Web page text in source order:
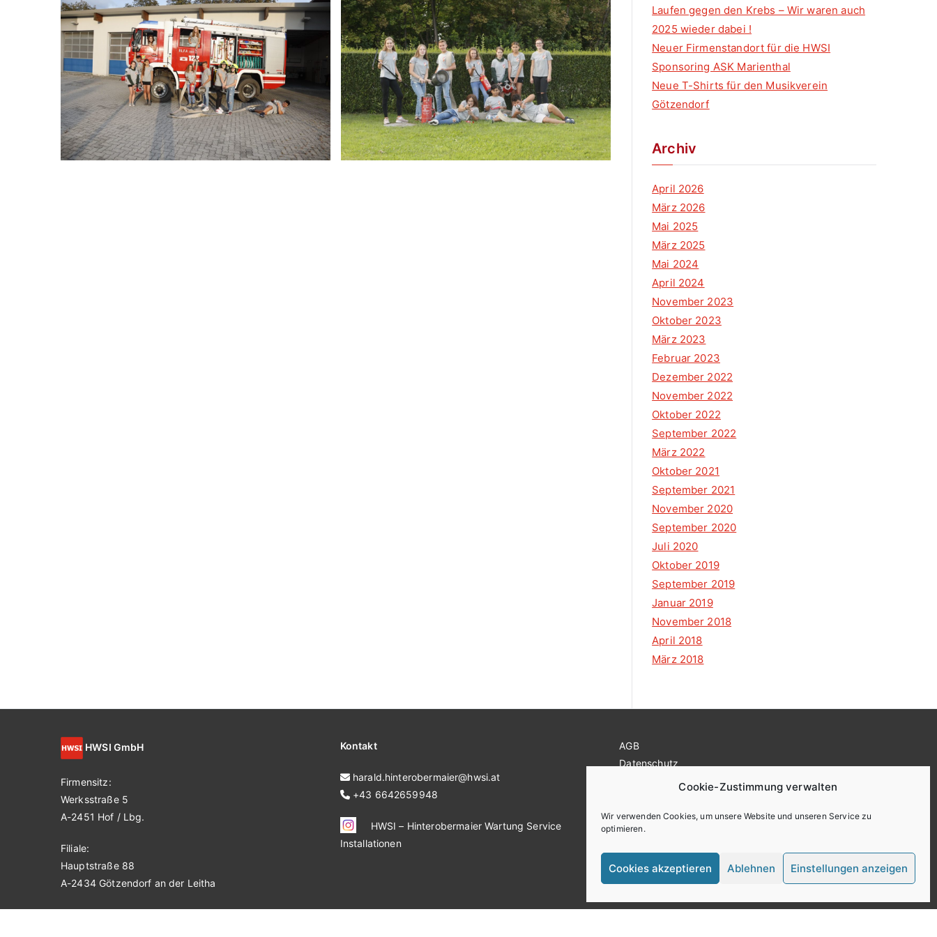
Cookie-Zustimmung verwalten
Wir verwenden Cookies, um unsere Website und unseren Service zu
optimieren.
Cookies akzeptieren Ablehnen Einstellungen anzeigen
Laufen gegen den Krebs – Wir waren auch
2025 wieder dabei !
Neuer Firmenstandort für die HWSI
Sponsoring ASK Marienthal
Neue T-Shirts für den Musikverein
Götzendorf
Archiv
April 2026
März 2026
Mai 2025
März 2025
Mai 2024
April 2024
November 2023
Oktober 2023
März 2023
Februar 2023
Dezember 2022
November 2022
Oktober 2022
September 2022
März 2022
Oktober 2021
September 2021
November 2020
September 2020
Juli 2020
Oktober 2019
September 2019
Januar 2019
November 2018
April 2018
März 2018
HWSI GmbH
Firmensitz:
Werksstraße 5
A-2451 Hof / Lbg.
Filiale:
Hauptstraße 88
A-2434 Götzendorf an der Leitha
Kontakt
harald.hinterobermaier@hwsi.at
+43 6642659948
HWSI – Hinterobermaier Wartung Service
Installationen
AGB
Datenschutz